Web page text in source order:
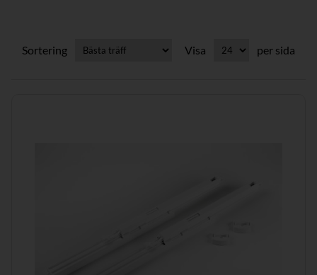
Sortering Visa per sida